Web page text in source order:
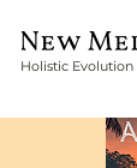
Holistic